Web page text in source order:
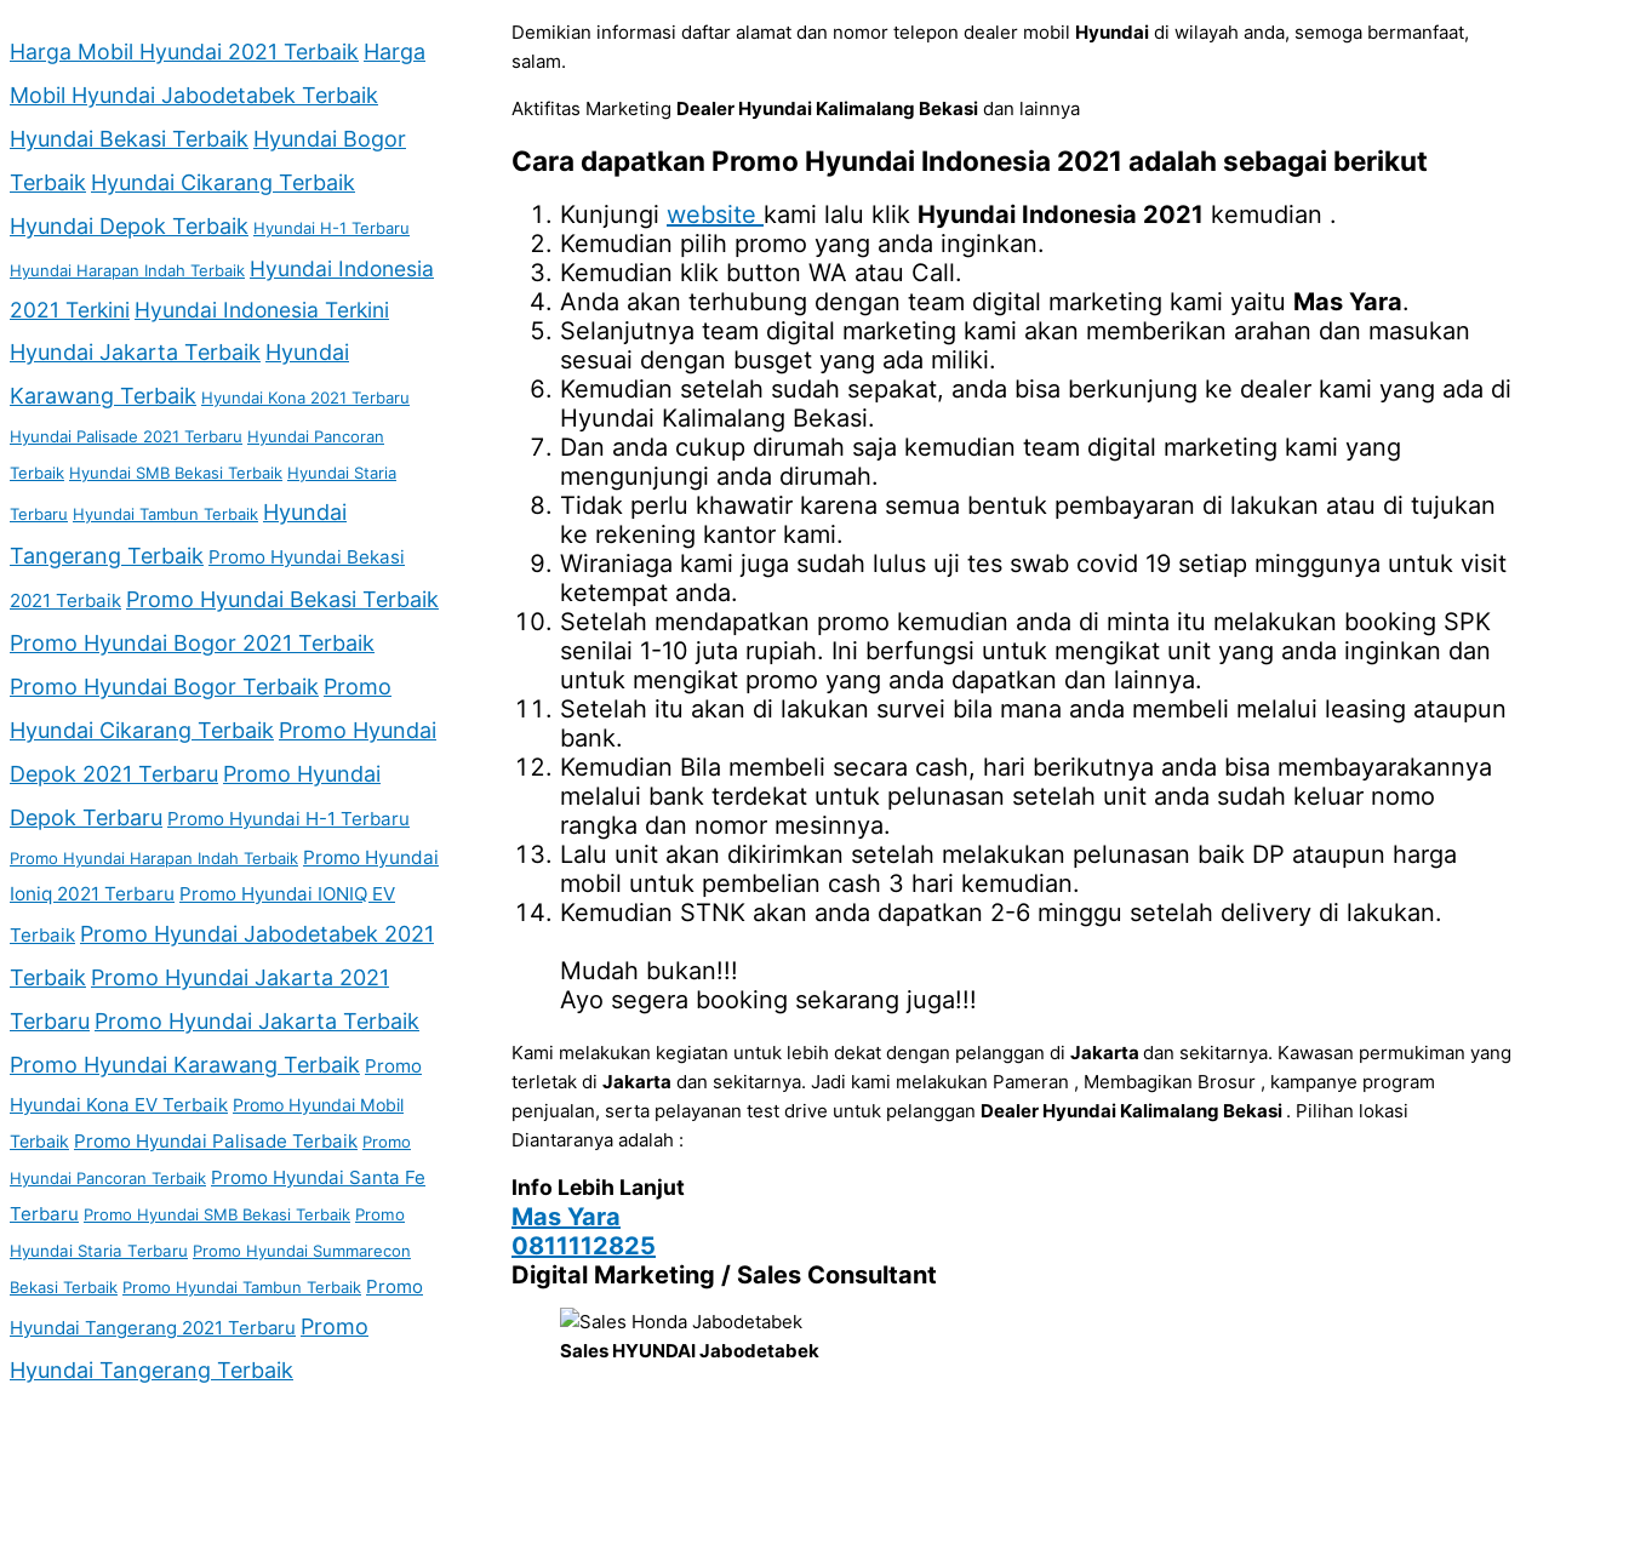
Harga Mobil Hyundai 2021 Terbaik Harga
Mobil Hyundai Jabodetabek Terbaik
Hyundai Bekasi Terbaik Hyundai Bogor
Terbaik Hyundai Cikarang Terbaik
Hyundai Depok Terbaik Hyundai H-1 Terbaru
Hyundai Harapan Indah Terbaik Hyundai Indonesia
2021 Terkini Hyundai Indonesia Terkini
Hyundai Jakarta Terbaik Hyundai
Karawang Terbaik Hyundai Kona 2021 Terbaru
Hyundai Palisade 2021 Terbaru Hyundai Pancoran
Terbaik Hyundai SMB Bekasi Terbaik Hyundai Staria
Terbaru Hyundai Tambun Terbaik Hyundai
Tangerang Terbaik Promo Hyundai Bekasi
2021 Terbaik Promo Hyundai Bekasi Terbaik
Promo Hyundai Bogor 2021 Terbaik
Promo Hyundai Bogor Terbaik Promo
Hyundai Cikarang Terbaik Promo Hyundai
Depok 2021 Terbaru Promo Hyundai
Depok Terbaru Promo Hyundai H-1 Terbaru
Promo Hyundai Harapan Indah Terbaik Promo Hyundai
Ioniq 2021 Terbaru Promo Hyundai IONIQ EV
Terbaik Promo Hyundai Jabodetabek 2021
Terbaik Promo Hyundai Jakarta 2021
Terbaru Promo Hyundai Jakarta Terbaik
Promo Hyundai Karawang Terbaik Promo
Hyundai Kona EV Terbaik Promo Hyundai Mobil
Terbaik Promo Hyundai Palisade Terbaik Promo
Hyundai Pancoran Terbaik Promo Hyundai Santa Fe
Terbaru Promo Hyundai SMB Bekasi Terbaik Promo
Hyundai Staria Terbaru Promo Hyundai Summarecon
Bekasi Terbaik Promo Hyundai Tambun Terbaik Promo
Hyundai Tangerang 2021 Terbaru Promo
Hyundai Tangerang Terbaik
Demikian informasi daftar alamat dan nomor telepon dealer mobil Hyundai di wilayah anda, semoga bermanfaat,
salam.
Aktifitas Marketing Dealer Hyundai Kalimalang Bekasi dan lainnya
Cara dapatkan Promo Hyundai Indonesia 2021 adalah sebagai berikut
Kunjungi website kami lalu klik Hyundai Indonesia 2021 kemudian .
Kemudian pilih promo yang anda inginkan.
Kemudian klik button WA atau Call.
Anda akan terhubung dengan team digital marketing kami yaitu Mas Yara.
Selanjutnya team digital marketing kami akan memberikan arahan dan masukan
sesuai dengan busget yang ada miliki.
Kemudian setelah sudah sepakat, anda bisa berkunjung ke dealer kami yang ada di
Hyundai Kalimalang Bekasi.
Dan anda cukup dirumah saja kemudian team digital marketing kami yang
mengunjungi anda dirumah.
Tidak perlu khawatir karena semua bentuk pembayaran di lakukan atau di tujukan
ke rekening kantor kami.
Wiraniaga kami juga sudah lulus uji tes swab covid 19 setiap minggunya untuk visit
ketempat anda.
Setelah mendapatkan promo kemudian anda di minta itu melakukan booking SPK
senilai 1-10 juta rupiah. Ini berfungsi untuk mengikat unit yang anda inginkan dan
untuk mengikat promo yang anda dapatkan dan lainnya.
Setelah itu akan di lakukan survei bila mana anda membeli melalui leasing ataupun
bank.
Kemudian Bila membeli secara cash, hari berikutnya anda bisa membayarakannya
melalui bank terdekat untuk pelunasan setelah unit anda sudah keluar nomo
rangka dan nomor mesinnya.
Lalu unit akan dikirimkan setelah melakukan pelunasan baik DP ataupun harga
mobil untuk pembelian cash 3 hari kemudian.
Kemudian STNK akan anda dapatkan 2-6 minggu setelah delivery di lakukan.
Mudah bukan!!!
Ayo segera booking sekarang juga!!!
Kami melakukan kegiatan untuk lebih dekat dengan pelanggan di Jakarta dan sekitarnya. Kawasan permukiman yang
terletak di Jakarta dan sekitarnya. Jadi kami melakukan Pameran , Membagikan Brosur , kampanye program
penjualan, serta pelayanan test drive untuk pelanggan Dealer Hyundai Kalimalang Bekasi . Pilihan lokasi
Diantaranya adalah :
Info Lebih Lanjut
Mas Yara
0811112825
Digital Marketing / Sales Consultant
Sales HYUNDAI Jabodetabek